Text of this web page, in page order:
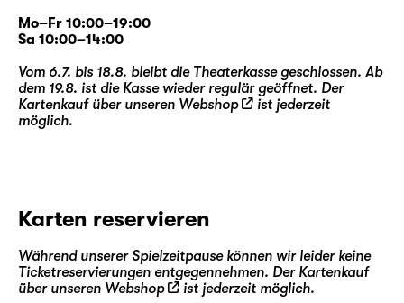
Mo–Fr 10:00–19:00
Sa 10:00–14:00
Vom 6.7. bis 18.8. bleibt die Theaterkasse geschlossen. Ab
dem 19.8. ist die Kasse wieder regulär geöffnet. Der
Kartenkauf über unseren Webshop
ist jederzeit
möglich.
Karten reservieren
Während unserer Spielzeitpause können wir leider keine
Ticketreservierungen entgegennehmen. Der Kartenkauf
über unseren Webshop ist jederzeit möglich.